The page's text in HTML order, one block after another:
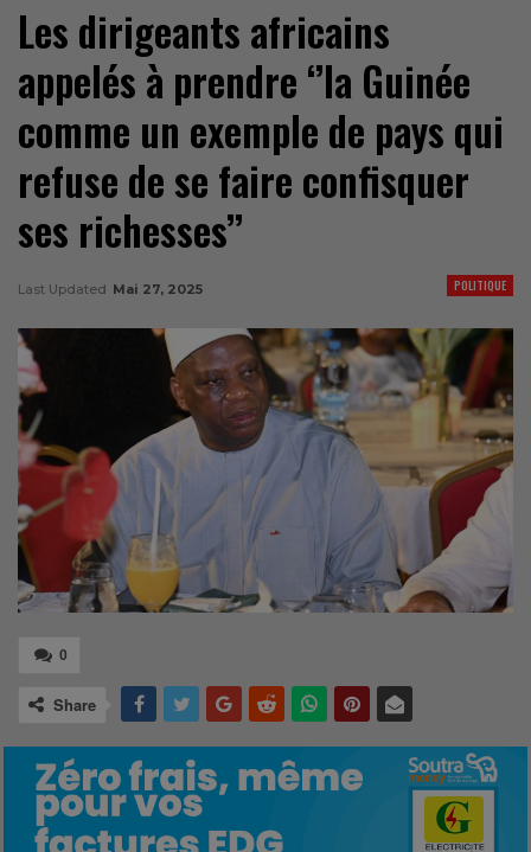
Les dirigeants africains
appelés à prendre ‘’la Guinée
comme un exemple de pays qui
refuse de se faire confisquer
ses richesses’’
POLITIQUE
Last Updated Mai 27, 2025
0
Share